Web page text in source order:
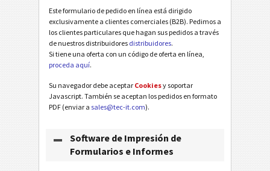
Este formulario de pedido en línea está dirigido
exclusivamente a clientes comerciales (B2B). Pedimos a
los clientes particulares que hagan sus pedidos a través
de nuestros distribuidores distribuidores.
Si tiene una oferta con un código de oferta en línea,
proceda aquí.
Su navegador debe aceptar Cookiesy soportar
Javascript. También se aceptan los pedidos en formato
PDF (enviar a sales@tec-it.com).
Software de Impresión de
Formularios e Informes